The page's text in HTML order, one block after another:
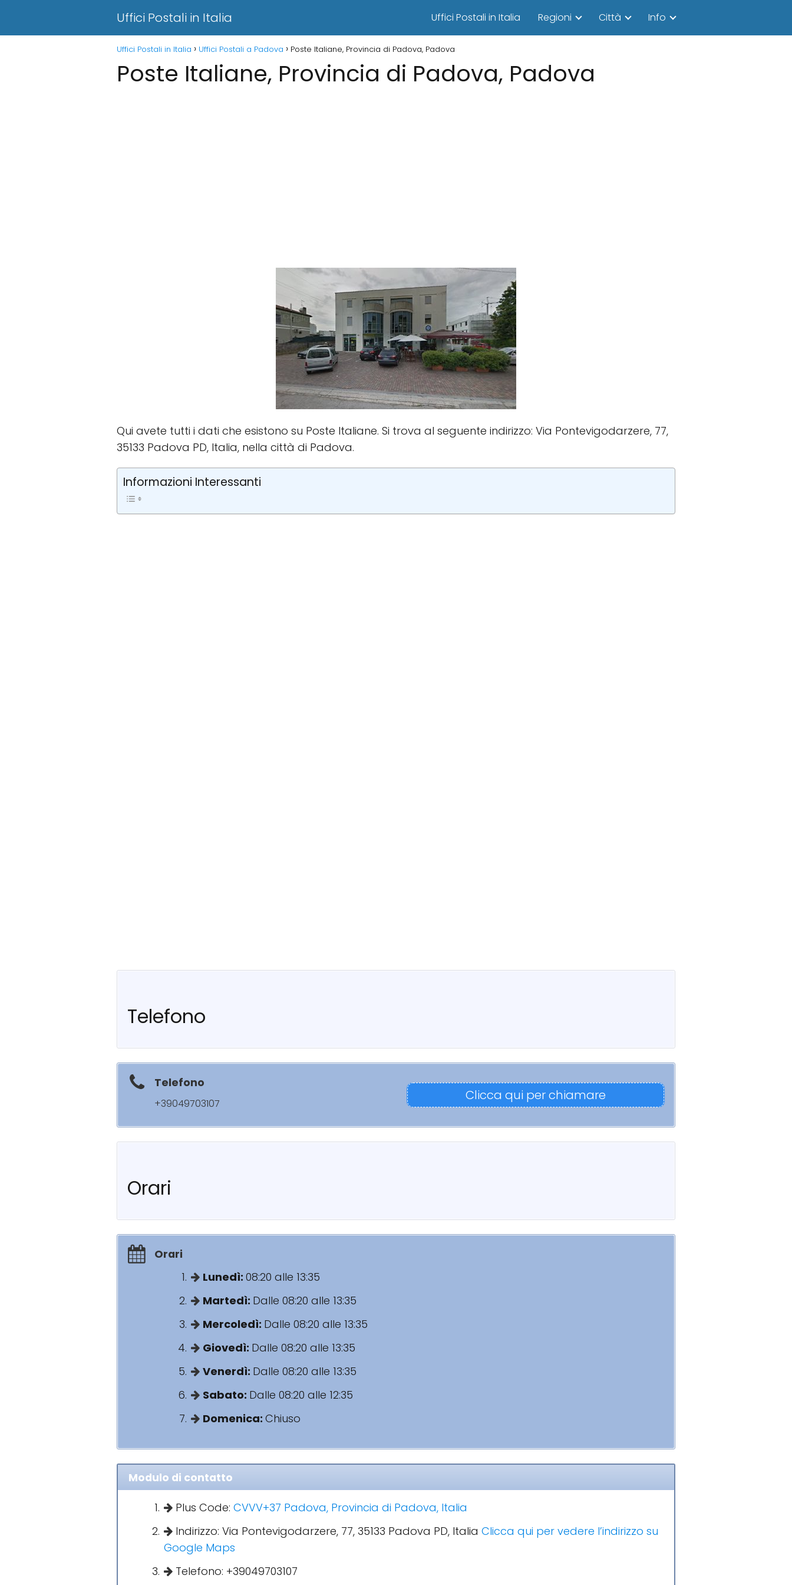
Uffici Postali in Italia Uffici Postali in Italia Regioni Città Info
Uffici Postali in Italia Uffici Postali a Padova Poste Italiane, Provincia di Padova, Padova
Poste Italiane, Provincia di Padova, Padova
Qui avete tutti i dati che esistono su Poste Italiane. Si trova al seguente indirizzo: Via Pontevigodarzere, 77,
35133 Padova PD, Italia, nella città di Padova.
Informazioni Interessanti
Telefono
Telefono
+39049703107
Clicca qui per chiamare
Orari
Orari
Lunedì: 08:20 alle 13:35
Martedì: Dalle 08:20 alle 13:35
Mercoledì: Dalle 08:20 alle 13:35
Giovedì: Dalle 08:20 alle 13:35
Venerdì: Dalle 08:20 alle 13:35
Sabato: Dalle 08:20 alle 12:35
Domenica: Chiuso
Modulo di contatto
Plus Code: CVVV+37 Padova, Provincia di Padova, Italia
Indirizzo: Via Pontevigodarzere, 77, 35133 Padova PD, Italia Clicca qui per vedere l’indirizzo su
Google Maps
Telefono: +39049703107